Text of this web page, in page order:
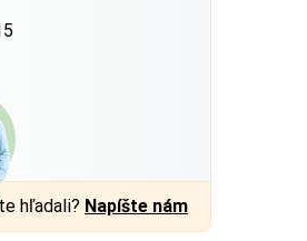
hľadali? Napíšte nám